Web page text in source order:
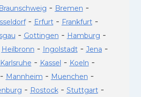
Braunschweig - Bremen -
- Erfurt- Frankfurt-
- Gottingen - Hamburg -
Heilbronn - Ingolstadt- Jena -
Karlsruhe - Kassel - Koeln -
- Mannheim - Muenchen -
- Rostock- Stuttgart-